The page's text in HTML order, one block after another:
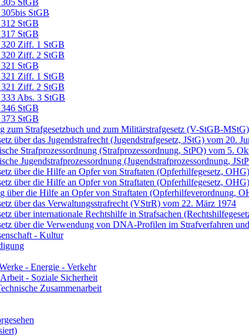
StGB
StGB
StGB
StGB
Ziff. 1 StGB
Ziff. 2 StGB
StGB
Ziff. 1 StGB
Ziff. 2 StGB
Abs. 3 StGB
StGB
StGB
zum Strafgesetzbuch und zum Militärstrafgesetz (V-StGB-
über das Jugendstrafrecht (Jugendstrafgesetz, JStG) vom 20.
Strafprozessordnung (Strafprozessordnung, StPO) vom 5.
Jugendstrafprozessordnung (Jugendstrafprozessordnung,
über die Hilfe an Opfer von Straftaten (Opferhilfegesetz,
über die Hilfe an Opfer von Straftaten (Opferhilfegesetz,
über die Hilfe an Opfer von Straftaten (Opferhilfeverordnung,
über das Verwaltungsstrafrecht (VStrR) vom 22. März 1974
über internationale Rechtshilfe in Strafsachen
über die Verwendung von DNA-Profilen im Strafverfahren
- Kultur
- Energie - Verkehr
- Soziale Sicherheit
Zusammenarbeit